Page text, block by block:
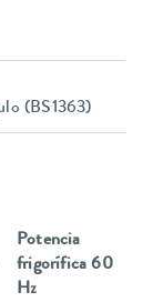
(BS1363)
Potencia
frigorífica 60
Hz